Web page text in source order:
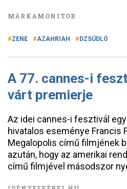
MÁRKAMONITOR
ZENE AZAHRIAH DZSÚDLÓ
A 77. cannes-i
várt premierje
Az idei cannes-i fesztivál
hivatalos eseménye Francis
Megalopolis című filmjének
azután, hogy az amerikai
című filmjével másodszor